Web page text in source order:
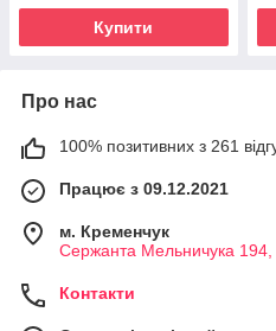
Купити
Про нас
100% позитивних з 261
Працює з 09.12.2021
м. Кременчук
Сержанта Мельничука 194,
Контакти